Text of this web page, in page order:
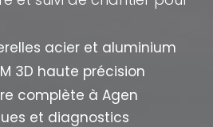
acier et aluminium
3D haute précision
complète à Agen
et diagnostics